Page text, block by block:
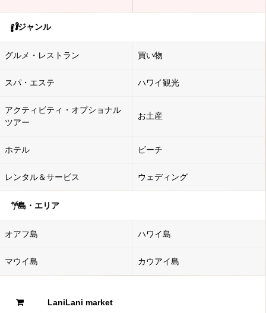
ジャンル
グルメ・レストラン 買い物
スパ・エステ ハワイ観光
アクティビティ・オプショナル
ツアー
お土産
ホテル ビーチ
レンタル＆サービス ウェディング
島・エリア
オアフ島 ハワイ島
マウイ島 カウアイ島
LaniLani market